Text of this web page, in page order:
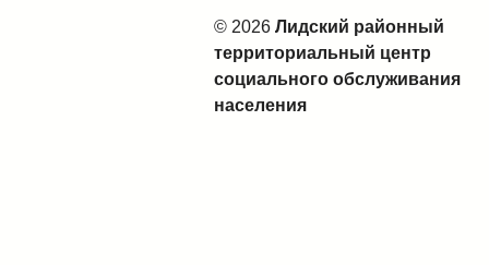
© 2026 Лидский районный
территориальный центр
социального обслуживания
населения